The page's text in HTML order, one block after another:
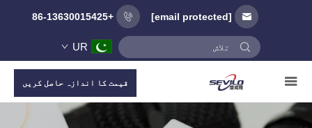
[email protected]
+86-13630015425
UR
قیمت کا اندازہ حاصل کریں